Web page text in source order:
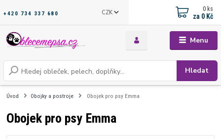
Menu
CZK
Hledat
+420 734 337 680
0 ks
za 0 Kč
Úvod Obojky a postroje Obojek pro psy Emma
Obojek pro psy Emma